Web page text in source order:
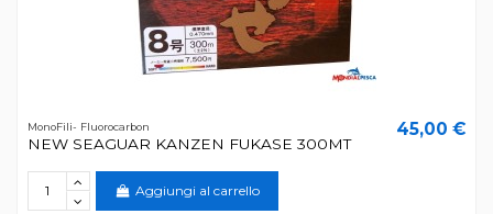
MonoFili- Fluorocarbon
NEW SEAGUAR KANZEN FUKASE 300MT
45,00 €
Aggiungi al carrello